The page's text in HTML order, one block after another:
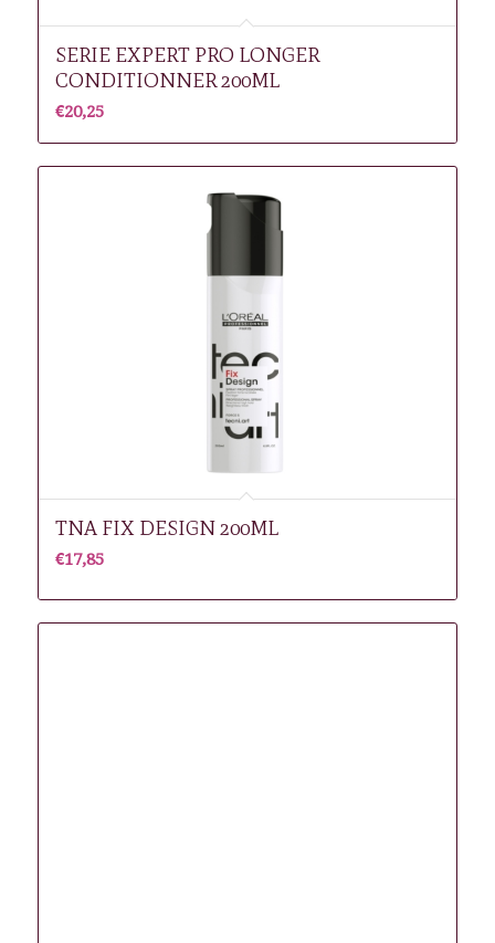
SERIE EXPERT PRO LONGER
CONDITIONNER 200ML
€20,25
TNA FIX DESIGN 200ML
€17,85